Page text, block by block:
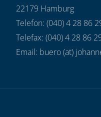
22179 Hamburg
Telefon: (040) 4 28 86
Telefax: (040) 4 28 86
Email: buero (at)